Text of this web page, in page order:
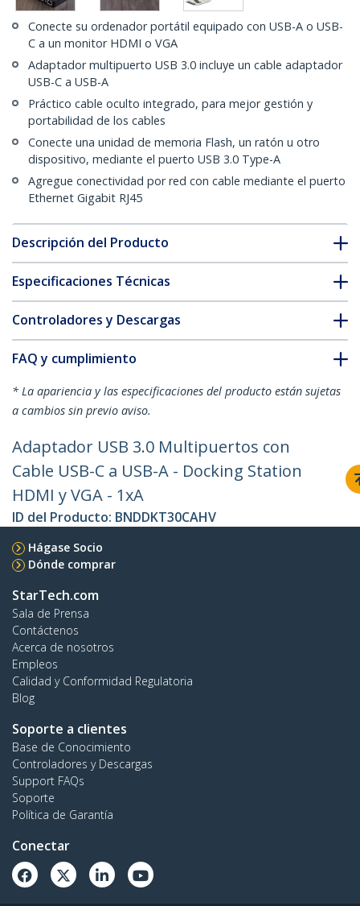
Conecte su ordenador portátil equipado con USB-A o USB-
C a un monitor HDMI o VGA
Adaptador multipuerto USB 3.0 incluye un cable adaptador
USB-C a USB-A
Práctico cable oculto integrado, para mejor gestión y
portabilidad de los cables
Conecte una unidad de memoria Flash, un ratón u otro
dispositivo, mediante el puerto USB 3.0 Type-A
Agregue conectividad por red con cable mediante el puerto
Ethernet Gigabit RJ45
Descripción del Producto
Especificaciones Técnicas
Controladores y Descargas
FAQ y cumplimiento
* La apariencia y las especificaciones del producto están sujetas
a cambios sin previo aviso.
Adaptador USB 3.0 Multipuertos con
Cable USB-C a USB-A - Docking Station
HDMI y VGA - 1xA
ID del Producto: BNDDKT30CAHV
Hágase Socio
Dónde comprar
StarTech.com
Sala de Prensa
Contáctenos
Acerca de nosotros
Empleos
Calidad y Conformidad Regulatoria
Blog
Soporte a clientes
Base de Conocimiento
Controladores y Descargas
Support FAQs
Soporte
Política de Garantía
Conectar